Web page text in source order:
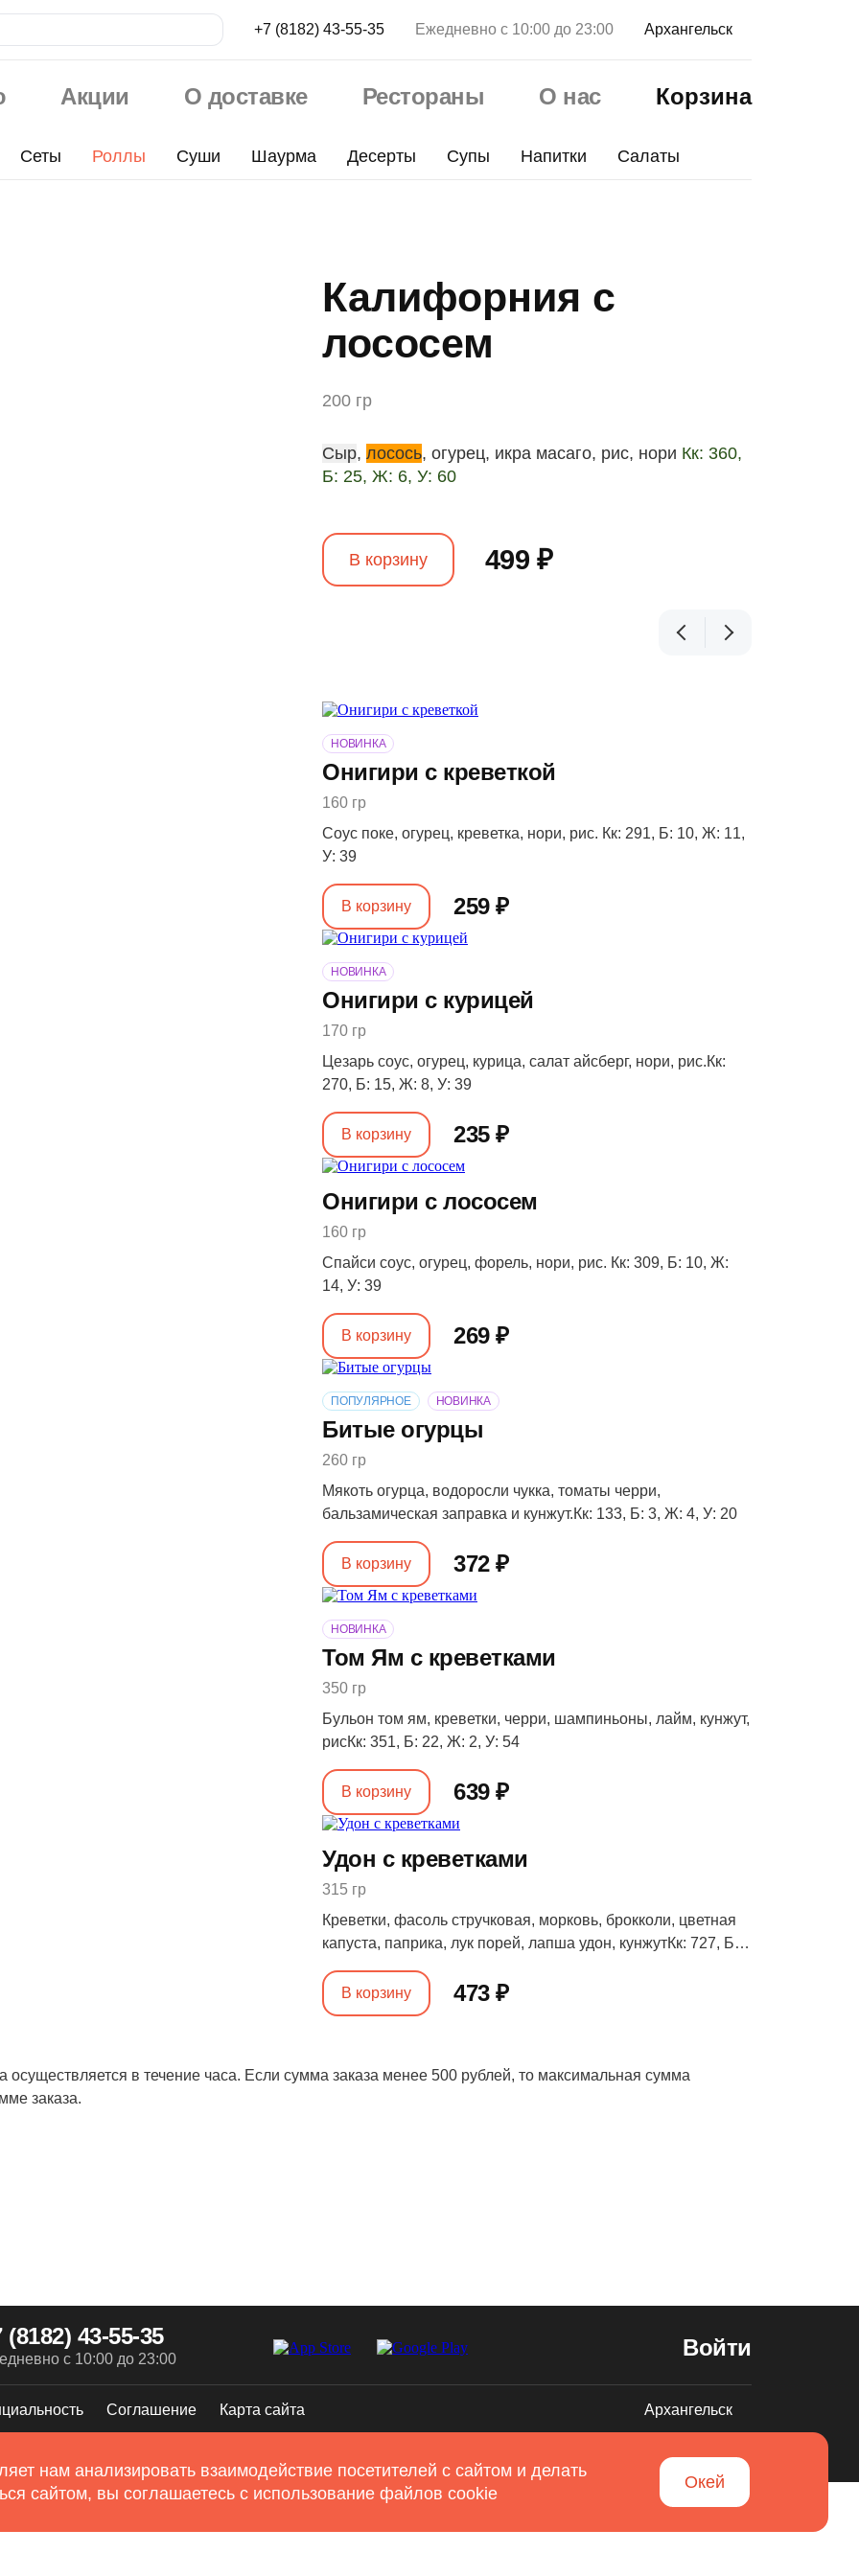
нам анализировать взаимодействие посетителей с сайтом и делать
сайтом, вы соглашаетесь с использование файлов cookie
Окей
+7 (8182) 43-55-35 Ежедневно с 10:00 до 23:00 Архангельск
Акции О доставке Рестораны О нас Корзина
Сеты Роллы Суши Шаурма Десерты Супы Напитки Салаты
Калифорния с
лососем
200 гр
Сыр, лосось, огурец, икра масаго, рис, нори Кк: 360,
Б: 25, Ж: 6, У: 60
499 ₽
В корзину
Онигири с креветкой
НОВИНКА
160 гр
Соус поке, огурец, креветка, нори, рис. Кк: 291, Б: 10, Ж: 11,
У: 39
259 ₽
В корзину
Онигири с курицей
НОВИНКА
170 гр
Цезарь соус, огурец, курица, салат айсберг, нори, рис.Кк:
270, Б: 15, Ж: 8, У: 39
235 ₽
В корзину
Онигири с лососем
160 гр
Спайси соус, огурец, форель, нори, рис. Кк: 309, Б: 10, Ж:
14, У: 39
269 ₽
В корзину
Битые огурцы
ПОПУЛЯРНОЕ НОВИНКА
260 гр
Мякоть огурца, водоросли чукка, томаты черри,
бальзамическая заправка и кунжут.Кк: 133, Б: 3, Ж: 4, У: 20
372 ₽
В корзину
Том Ям с креветками
НОВИНКА
350 гр
Бульон том ям, креветки, черри, шампиньоны, лайм, кунжут,
рисКк: 351, Б: 22, Ж: 2, У: 54
639 ₽
В корзину
Удон с креветками
315 гр
Креветки, фасоль стручковая, морковь, брокколи, цветная
капуста, паприка, лук порей, лапша удон, кунжутКк: 727, Б:
473 ₽
В корзину
осуществляется в течение часа. Если сумма заказа менее 500 рублей, то максимальная сумма
заказа.
(8182) 43-55-35
с 10:00 до 23:00 Войти
Соглашение Карта сайта Архангельск
Разработано вВятка IT